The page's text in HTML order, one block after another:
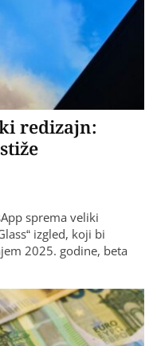
redizajn:
sprema veliki
izgled, koji bi
2025. godine, beta